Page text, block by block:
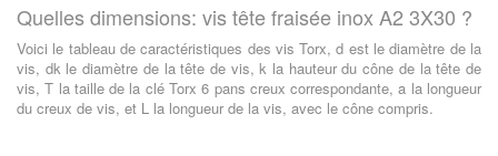
Quelles dimensions: vis tête fraisée inox A2 3X30 ?
Voici le tableau de caractéristiques des vis Torx, d est le diamètre de la
vis, dk le diamètre de la tête de vis, k la hauteur du cône de la tête de
vis, T la taille de la clé Torx 6 pans creux correspondante, a la longueur
du creux de vis, et L la longueur de la vis, avec le cône compris.